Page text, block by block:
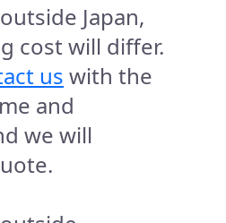
Japan,
cost will differ.
us with the
and
we will